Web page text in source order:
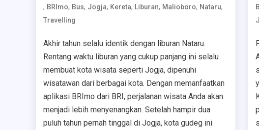
, BRImo, Bus, Jogja, Kereta, Liburan, Malioboro, Nataru,
Travelling
Akhir tahun selalu identik dengan liburan Nataru.
Rentang waktu liburan yang cukup panjang ini selalu
membuat kota wisata seperti Jogja, dipenuhi
wisatawan dari berbagai kota. Dengan memanfaatkan
aplikasi BRImo dari BRI, perjalanan wisata Anda akan
menjadi lebih menyenangkan. Setelah hampir dua
puluh tahun pernah tinggal di Jogja, kota gudeg ini